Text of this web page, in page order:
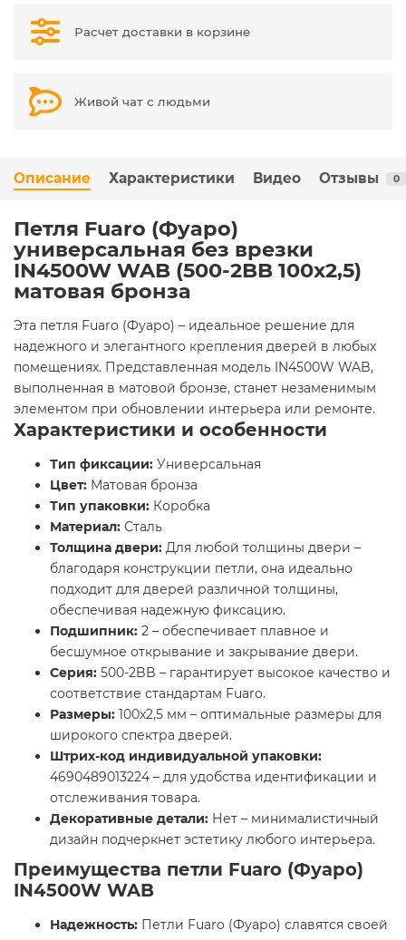
Расчет доставки в корзине
Живой чат с людьми
Описание Характеристики Видео Отзывы 0
Петля Fuaro (Фуаро)
универсальная без врезки
IN4500W WAB (500-2BB 100x2,5)
матовая бронза
Эта петля Fuaro (Фуаро) – идеальное решение для
надежного и элегантного крепления дверей в любых
помещениях. Представленная модель IN4500W WAB,
выполненная в матовой бронзе, станет незаменимым
элементом при обновлении интерьера или ремонте.
Характеристики и особенности
Тип фиксации: Универсальная
Цвет: Матовая бронза
Тип упаковки: Коробка
Материал: Сталь
Толщина двери: Для любой толщины двери –
благодаря конструкции петли, она идеально
подходит для дверей различной толщины,
обеспечивая надежную фиксацию.
Подшипник: 2 – обеспечивает плавное и
бесшумное открывание и закрывание двери.
Серия: 500-2BB – гарантирует высокое качество и
соответствие стандартам Fuaro.
Размеры: 100x2,5 мм – оптимальные размеры для
широкого спектра дверей.
Штрих-код индивидуальной упаковки:
4690489013224 – для удобства идентификации и
отслеживания товара.
Декоративные детали: Нет – минималистичный
дизайн подчеркнет эстетику любого интерьера.
Преимущества петли Fuaro (Фуаро)
IN4500W WAB
Надежность: Петли Fuaro (Фуаро) славятся своей